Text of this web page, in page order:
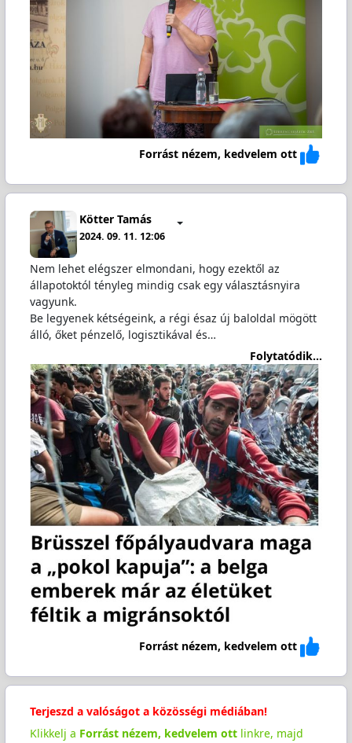
Forrást nézem, kedvelem ott
Kötter Tamás
2024. 09. 11. 12:06
Nem lehet elégszer elmondani, hogy ezektől az
állapotoktól tényleg mindig csak egy választásnyira
vagyunk.
Be legyenek kétségeink, a régi ésaz új baloldal mögött
álló, őket pénzelő, logisztikával és…
Folytatódik...
Forrást nézem, kedvelem ott
Terjeszd a valóságot a közösségi médiában!
Klikkelj a Forrást nézem, kedvelem ottlinkre, majd